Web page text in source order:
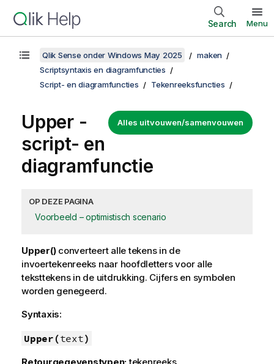
Search Menu
Qlik Sense onder Windows May 2025
maken
Scriptsyntaxis en diagramfuncties
Script- en diagramfuncties
Tekenreeksfuncties
Alles uitvouwen/samenvouwen
Upper -
script- en
diagramfunctie
OP DEZE PAGINA
Voorbeeld – optimistisch scenario
Upper()converteert alle tekens in de
invoertekenreeks naar hoofdletters voor alle
teksttekens in de uitdrukking. Cijfers en symbolen
worden genegeerd.
Syntaxis:
Upper(text)